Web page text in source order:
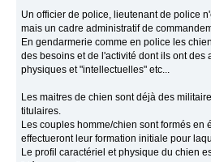
Un officier de police, lieutenant de police
mais un cadre administratif de
En gendarmerie comme en police les
des besoins et de l'activité dont ils ont des
physiques et "intellectuelles" etc...
Les maitres de chien sont déjà des
titulaires.
Les couples homme/chien sont formés en
effectueront leur formation initiale pour
Le profil caractériel et physique du chien